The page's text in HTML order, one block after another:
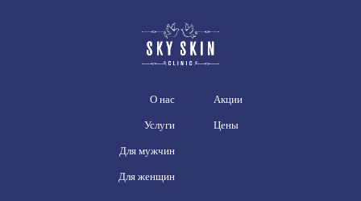
О нас
Услуги
Для мужчин
Для женщин
Акции
Цены